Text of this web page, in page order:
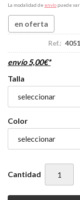
La modalidad de envío puede
en oferta
Ref.:
envío 5,00€*
Talla
Color
Cantidad